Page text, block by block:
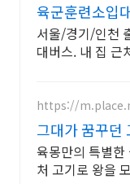
육군훈련소입
차량 28인승
서울/경기/인천
대버스. 내 집 근
https://
그대가 꿈꾸던
육몽만의 특별한
처 고기로 왕을